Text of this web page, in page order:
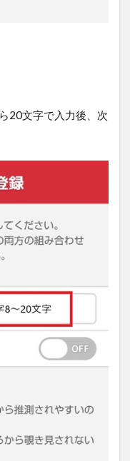
20文字で入力後、次